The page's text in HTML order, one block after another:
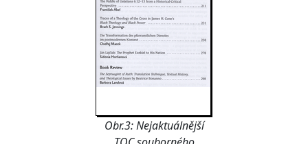
Obr.3: Nejaktuálnější